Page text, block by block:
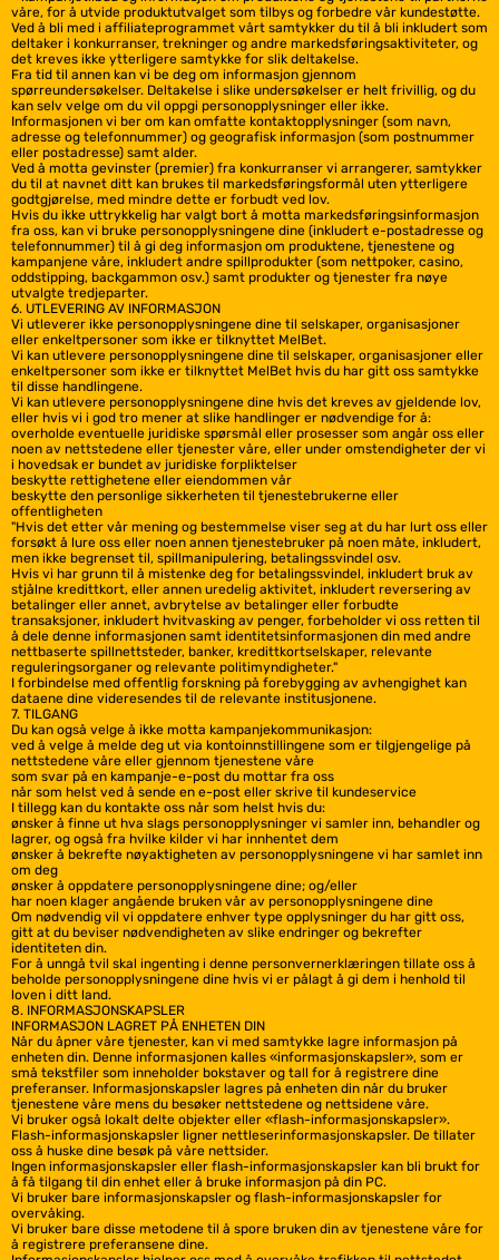
våre, for å utvide produktutvalget som tilbys og forbedre vår kundestøtte.
Ved å bli med i affiliateprogrammet vårt samtykker du til å bli inkludert som
deltaker i konkurranser, trekninger og andre markedsføringsaktiviteter, og
det kreves ikke ytterligere samtykke for slik deltakelse.
Fra tid til annen kan vi be deg om informasjon gjennom
spørreundersøkelser. Deltakelse i slike undersøkelser er helt frivillig, og du
kan selv velge om du vil oppgi personopplysninger eller ikke.
Informasjonen vi ber om kan omfatte kontaktopplysninger (som navn,
adresse og telefonnummer) og geografisk informasjon (som postnummer
eller postadresse) samt alder.
Ved å motta gevinster (premier) fra konkurranser vi arrangerer, samtykker
du til at navnet ditt kan brukes til markedsføringsformål uten ytterligere
godtgjørelse, med mindre dette er forbudt ved lov.
Hvis du ikke uttrykkelig har valgt bort å motta markedsføringsinformasjon
fra oss, kan vi bruke personopplysningene dine (inkludert e-postadresse og
telefonnummer) til å gi deg informasjon om produktene, tjenestene og
kampanjene våre, inkludert andre spillprodukter (som nettpoker, casino,
oddstipping, backgammon osv.) samt produkter og tjenester fra nøye
utvalgte tredjeparter.
6. UTLEVERING AV INFORMASJON
Vi utleverer ikke personopplysningene dine til selskaper, organisasjoner
eller enkeltpersoner som ikke er tilknyttet MelBet.
Vi kan utlevere personopplysningene dine til selskaper, organisasjoner eller
enkeltpersoner som ikke er tilknyttet MelBet hvis du har gitt oss samtykke
til disse handlingene.
Vi kan utlevere personopplysningene dine hvis det kreves av gjeldende lov,
eller hvis vi i god tro mener at slike handlinger er nødvendige for å:
overholde eventuelle juridiske spørsmål eller prosesser som angår oss eller
noen av nettstedene eller tjenester våre, eller under omstendigheter der vi
i hovedsak er bundet av juridiske forpliktelser
beskytte rettighetene eller eiendommen vår
beskytte den personlige sikkerheten til tjenestebrukerne eller
offentligheten
"Hvis det etter vår mening og bestemmelse viser seg at du har lurt oss eller
forsøkt å lure oss eller noen annen tjenestebruker på noen måte, inkludert,
men ikke begrenset til, spillmanipulering, betalingssvindel osv.
Hvis vi har grunn til å mistenke deg for betalingssvindel, inkludert bruk av
stjålne kredittkort, eller annen uredelig aktivitet, inkludert reversering av
betalinger eller annet, avbrytelse av betalinger eller forbudte
transaksjoner, inkludert hvitvasking av penger, forbeholder vi oss retten til
å dele denne informasjonen samt identitetsinformasjonen din med andre
nettbaserte spillnettsteder, banker, kredittkortselskaper, relevante
reguleringsorganer og relevante politimyndigheter."
I forbindelse med offentlig forskning på forebygging av avhengighet kan
dataene dine videresendes til de relevante institusjonene.
7. TILGANG
Du kan også velge å ikke motta kampanjekommunikasjon:
ved å velge å melde deg ut via kontoinnstillingene som er tilgjengelige på
nettstedene våre eller gjennom tjenestene våre
som svar på en kampanje-e-post du mottar fra oss
når som helst ved å sende en e-post eller skrive til kundeservice
I tillegg kan du kontakte oss når som helst hvis du:
ønsker å finne ut hva slags personopplysninger vi samler inn, behandler og
lagrer, og også fra hvilke kilder vi har innhentet dem
ønsker å bekrefte nøyaktigheten av personopplysningene vi har samlet inn
om deg
ønsker å oppdatere personopplysningene dine; og/eller
har noen klager angående bruken vår av personopplysningene dine
Om nødvendig vil vi oppdatere enhver type opplysninger du har gitt oss,
gitt at du beviser nødvendigheten av slike endringer og bekrefter
identiteten din.
For å unngå tvil skal ingenting i denne personvernerklæringen tillate oss å
beholde personopplysningene dine hvis vi er pålagt å gi dem i henhold til
loven i ditt land.
8. INFORMASJONSKAPSLER
INFORMASJON LAGRET PÅ ENHETEN DIN
Når du åpner våre tjenester, kan vi med samtykke lagre informasjon på
enheten din. Denne informasjonen kalles «informasjonskapsler», som er
små tekstfiler som inneholder bokstaver og tall for å registrere dine
preferanser. Informasjonskapsler lagres på enheten din når du bruker
tjenestene våre mens du besøker nettstedene og nettsidene våre.
Vi bruker også lokalt delte objekter eller «flash-informasjonskapsler».
Flash-informasjonskapsler ligner nettleserinformasjonskapsler. De tillater
oss å huske dine besøk på våre nettsider.
Ingen informasjonskapsler eller flash-informasjonskapsler kan bli brukt for
å få tilgang til din enhet eller å bruke informasjon på din PC.
Vi bruker bare informasjonskapsler og flash-informasjonskapsler for
overvåking.
Vi bruker bare disse metodene til å spore bruken din av tjenestene våre for
å registrere preferansene dine.